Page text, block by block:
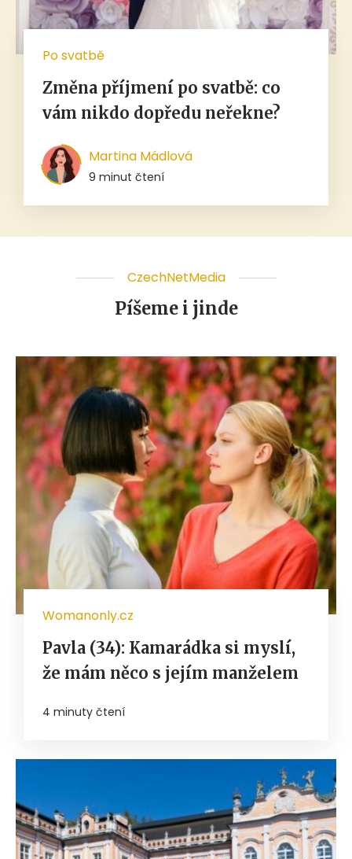
Po svatbě
Změna příjmení po svatbě: co
vám nikdo dopředu neřekne?
Martina Mádlová
9 minut čtení
CzechNetMedia
Píšeme i jinde
Womanonly.cz
Pavla (34): Kamarádka si myslí,
že mám něco s jejím manželem
4 minuty čtení